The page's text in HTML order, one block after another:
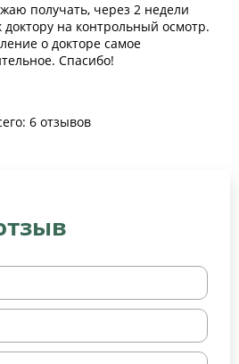
получать, через 2 недели
доктору на контрольный осмотр.
о докторе самое
Спасибо!
6 отзывов